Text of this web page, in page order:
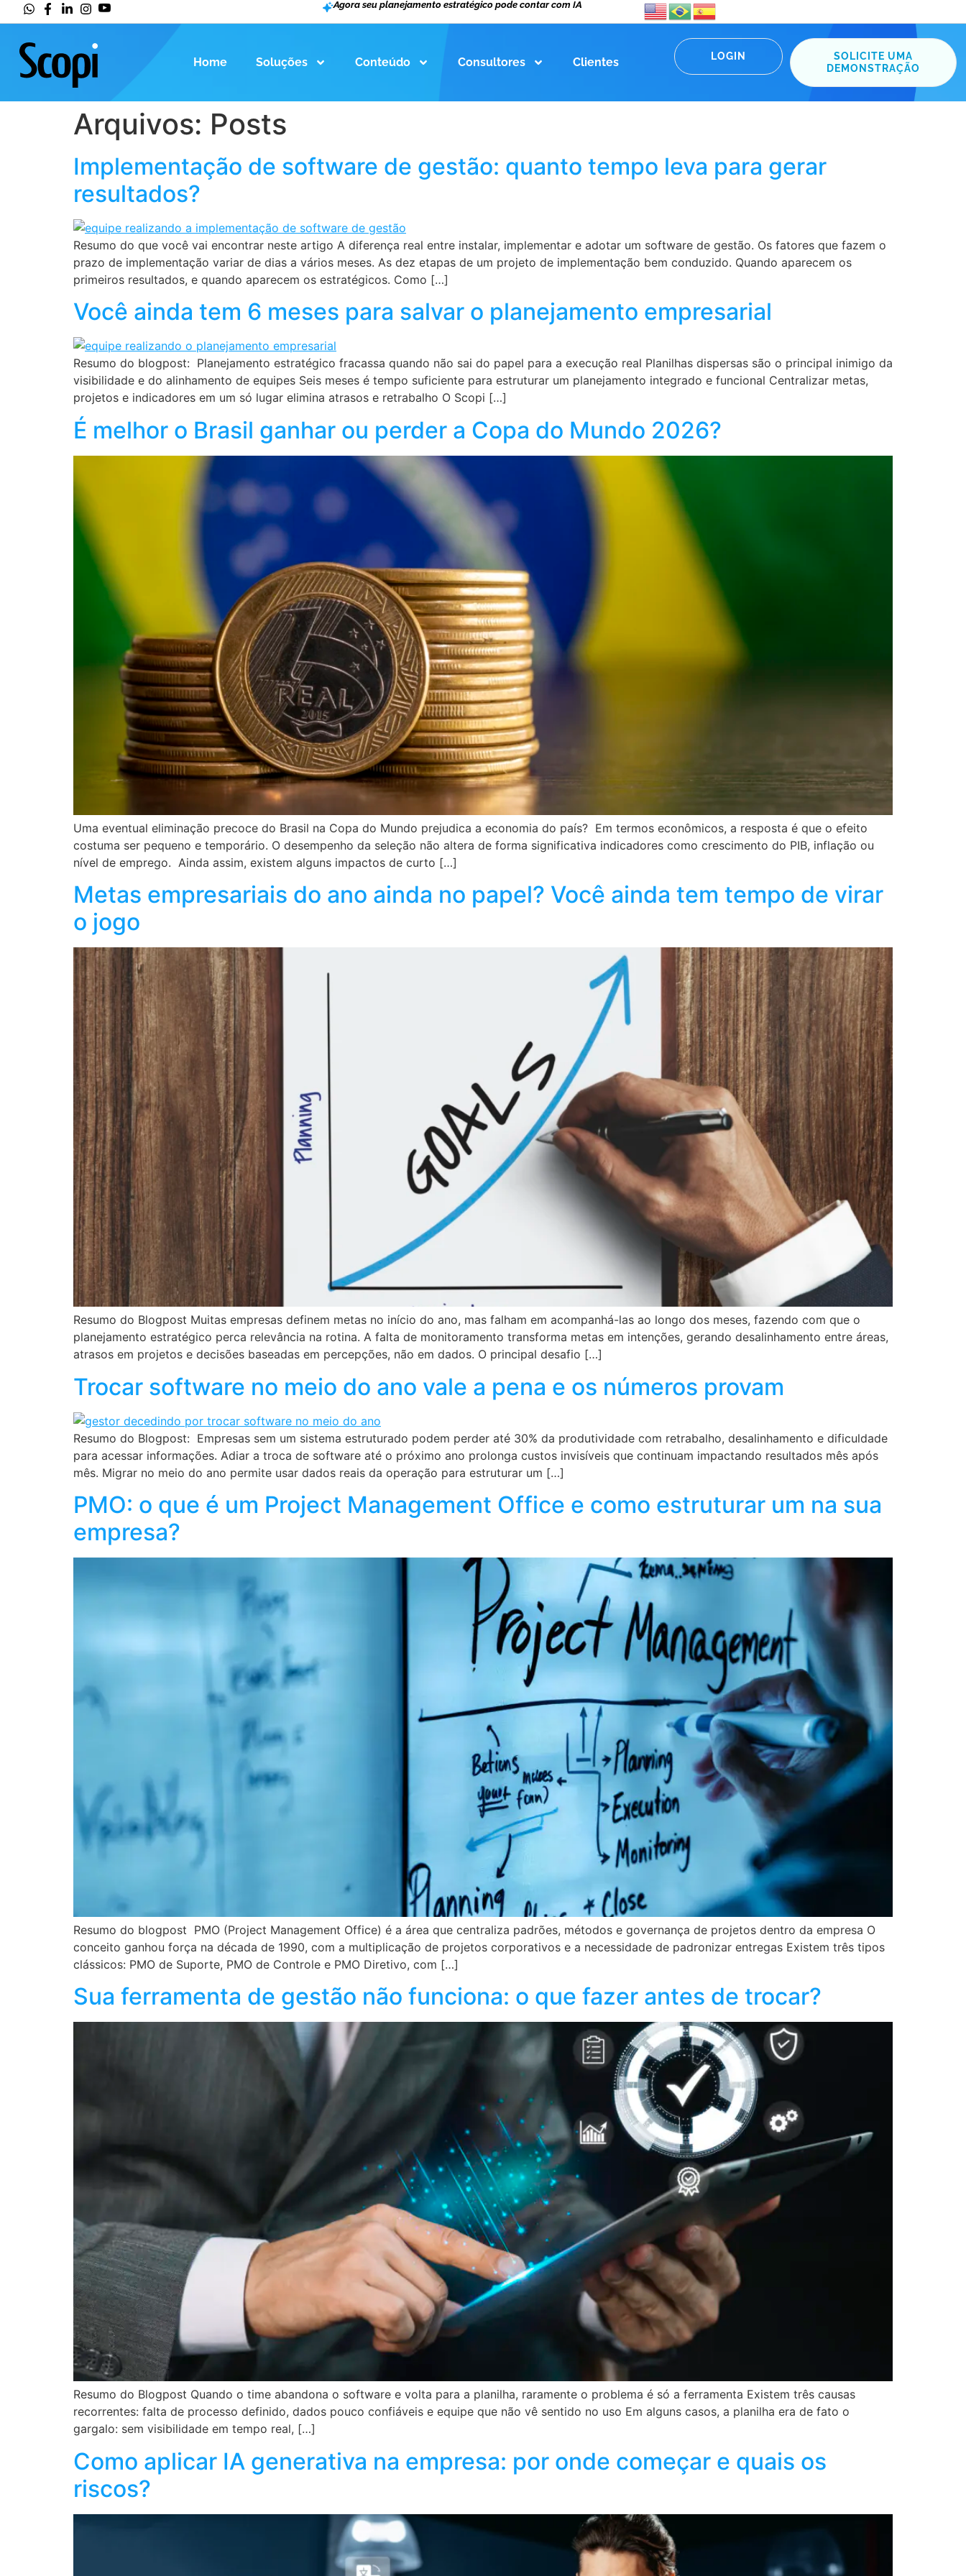
Agora seu planejamento estratégico pode contar com IA
Home Soluções Conteúdo Consultores Clientes LOGIN
SOLICITE UMA
DEMONSTRAÇÃO
Arquivos: Posts
Implementação de software de gestão: quanto tempo leva para gerar
resultados?
Resumo do que você vai encontrar neste artigo A diferença real entre instalar, implementar e adotar um software de gestão. Os fatores que fazem o
prazo de implementação variar de dias a vários meses. As dez etapas de um projeto de implementação bem conduzido. Quando aparecem os
primeiros resultados, e quando aparecem os estratégicos. Como […]
Você ainda tem 6 meses para salvar o planejamento empresarial
Resumo do blogpost: Planejamento estratégico fracassa quando não sai do papel para a execução real Planilhas dispersas são o principal inimigo da
visibilidade e do alinhamento de equipes Seis meses é tempo suficiente para estruturar um planejamento integrado e funcional Centralizar metas,
projetos e indicadores em um só lugar elimina atrasos e retrabalho O Scopi […]
É melhor o Brasil ganhar ou perder a Copa do Mundo 2026?
Uma eventual eliminação precoce do Brasil na Copa do Mundo prejudica a economia do país? Em termos econômicos, a resposta é que o efeito
costuma ser pequeno e temporário. O desempenho da seleção não altera de forma significativa indicadores como crescimento do PIB, inflação ou
nível de emprego. Ainda assim, existem alguns impactos de curto […]
Metas empresariais do ano ainda no papel? Você ainda tem tempo de virar
o jogo
Resumo do Blogpost Muitas empresas definem metas no início do ano, mas falham em acompanhá-las ao longo dos meses, fazendo com que o
planejamento estratégico perca relevância na rotina. A falta de monitoramento transforma metas em intenções, gerando desalinhamento entre áreas,
atrasos em projetos e decisões baseadas em percepções, não em dados. O principal desafio […]
Trocar software no meio do ano vale a pena e os números provam
Resumo do Blogpost: Empresas sem um sistema estruturado podem perder até 30% da produtividade com retrabalho, desalinhamento e dificuldade
para acessar informações. Adiar a troca de software até o próximo ano prolonga custos invisíveis que continuam impactando resultados mês após
mês. Migrar no meio do ano permite usar dados reais da operação para estruturar um […]
PMO: o que é um Project Management Office e como estruturar um na sua
empresa?
Resumo do blogpost PMO (Project Management Office) é a área que centraliza padrões, métodos e governança de projetos dentro da empresa O
conceito ganhou força na década de 1990, com a multiplicação de projetos corporativos e a necessidade de padronizar entregas Existem três tipos
clássicos: PMO de Suporte, PMO de Controle e PMO Diretivo, com […]
Sua ferramenta de gestão não funciona: o que fazer antes de trocar?
Resumo do Blogpost Quando o time abandona o software e volta para a planilha, raramente o problema é só a ferramenta Existem três causas
recorrentes: falta de processo definido, dados pouco confiáveis e equipe que não vê sentido no uso Em alguns casos, a planilha era de fato o
gargalo: sem visibilidade em tempo real, […]
Como aplicar IA generativa na empresa: por onde começar e quais os
riscos?